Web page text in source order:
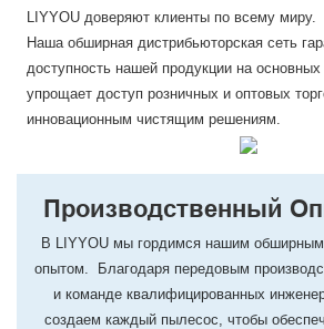
LIYYOU доверяют клиенты по всему миру.
Наша обширная дистрибьюторская сеть
доступность нашей продукции на
упрощает доступ розничных и оптовых
инновационным чистящим решениям.
Производственный
В LIYYOU мы гордимся нашим обширным
опытом. Благодаря передовым
и команде квалифицированных
создаем каждый пылесос, чтобы